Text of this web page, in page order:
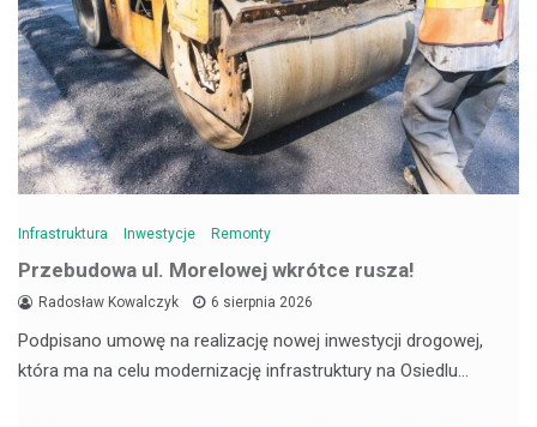
Infrastruktura Inwestycje Remonty
Przebudowa ul. Morelowej wkrótce rusza!
Radosław Kowalczyk 6 sierpnia 2026
Podpisano umowę na realizację nowej inwestycji drogowej,
która ma na celu modernizację infrastruktury na Osiedlu…